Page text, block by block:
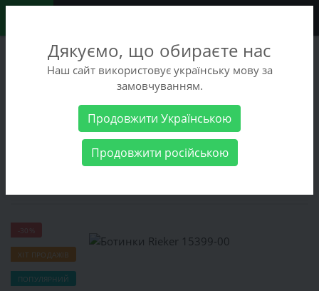
+38 (068) 486-90-09
+38 (093) 486-90-09
Чоловічі товари Чоловіче взуття Туфлі
Ботинки Rieker
ХІТ ПРОДАЖІВ
ПОПУЛЯРНИЙ
Дякуємо, що обираєте нас
Наш сайт використовує українську мову за
замовчуванням.
Продовжити Українською
Продовжити російською